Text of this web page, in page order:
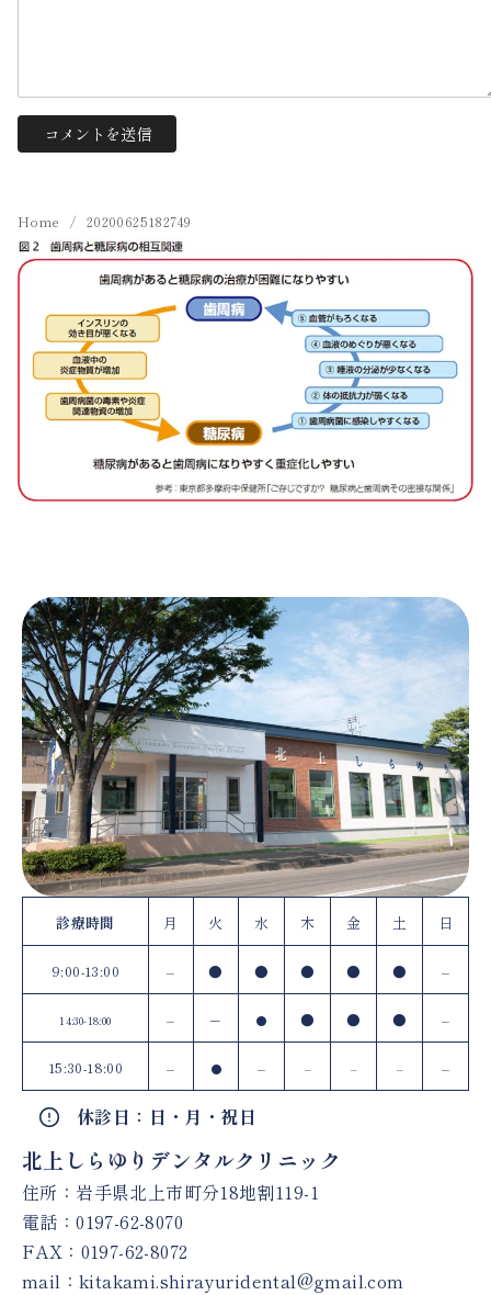
Home 20200625182749
診療時間 月 火 水 木 金 土 日
9:00-13:00 – ● ● ● ● ● –
14:30-18:00 – – ● ● ● ● –
15:30-18:00 – ● – – – – –
休診日：日・月・祝日
北上しらゆりデンタルクリニック
住所：岩手県北上市町分18地割119-1
電話：0197-62-8070
FAX：0197-62-8072
mail： kitakami.shirayuridental@gmail.com